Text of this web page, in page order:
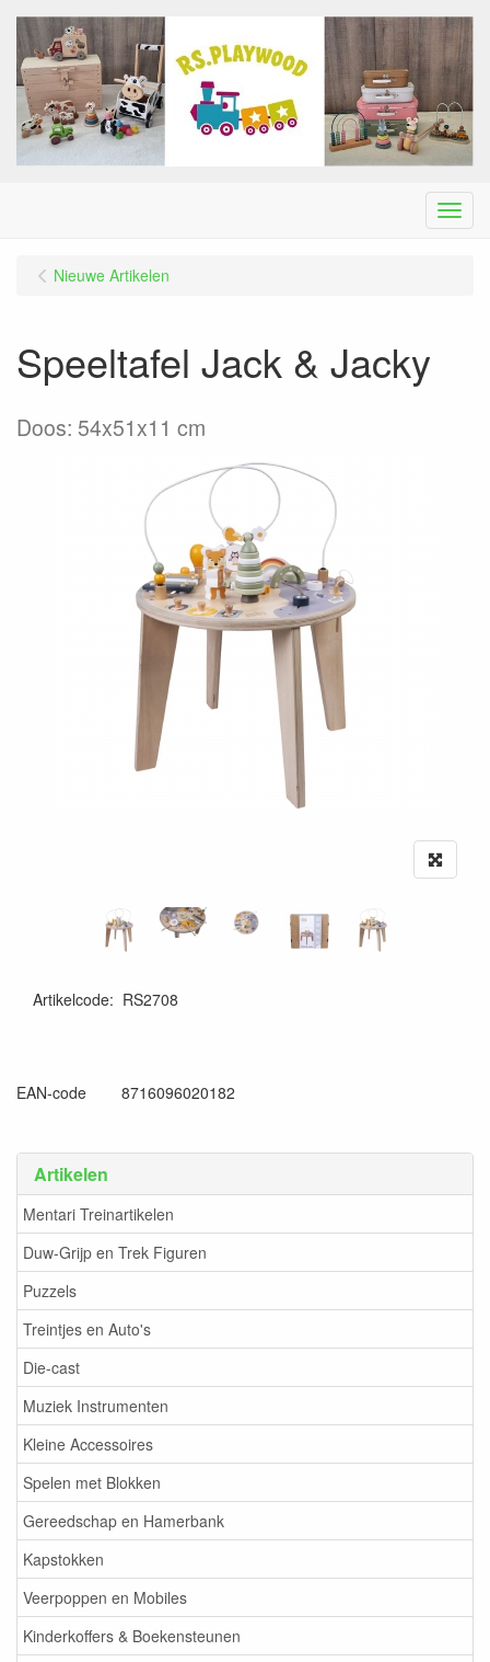
Menu
Artikelen
Mentari Treinartikelen
Duw-Grijp en Trek Figuren
Puzzels
Treintjes en Auto's
Die-cast
Muziek Instrumenten
Kleine Accessoires
Spelen met Blokken
Gereedschap en Hamerbank
Kapstokken
Veerpoppen en Mobiles
Kinderkoffers & Boekensteunen
Nieuwe Artikelen
Speeltafel Jack & Jacky
Doos: 54x51x11 cm
Artikelcode: RS2708
EAN-code 8716096020182